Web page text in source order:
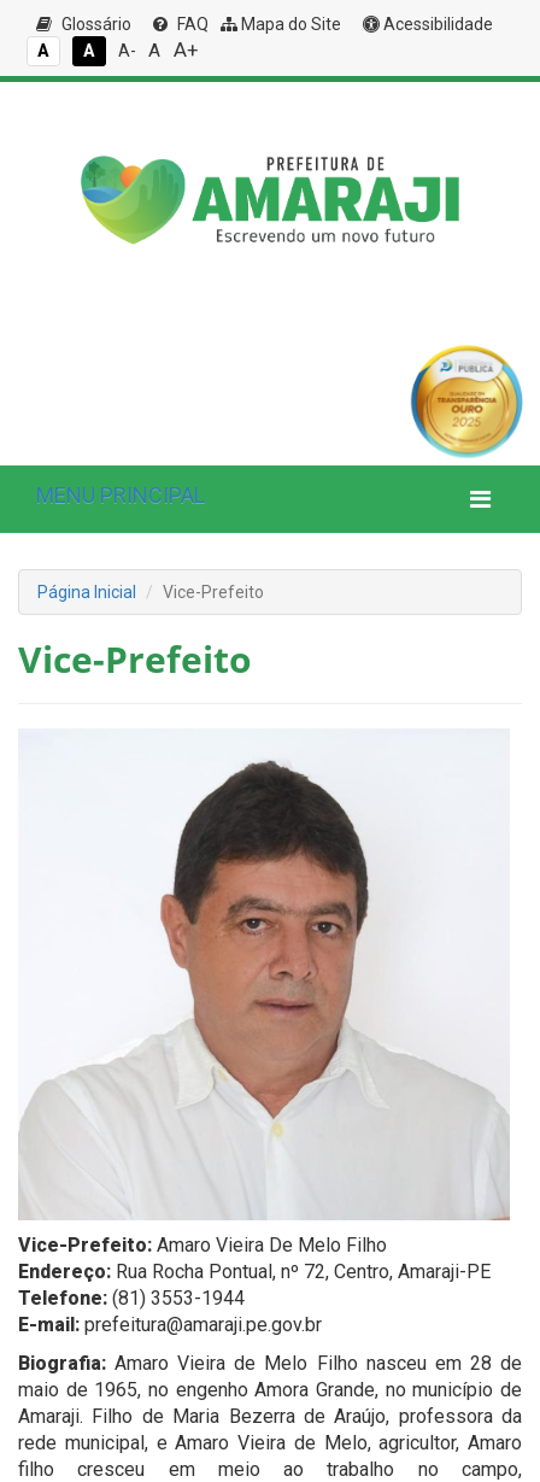
Glossário FAQ Mapa do Site
Acessibilidade
A
A A- A A+
MENU PRINCIPAL
Página Inicial Vice-Prefeito
Vice-Prefeito
Vice-Prefeito: Amaro Vieira De Melo Filho
Endereço: Rua Rocha Pontual, nº 72, Centro, Amaraji-PE
Telefone: (81) 3553-1944
E-mail: prefeitura@amaraji.pe.gov.br
Biografia: Amaro Vieira de Melo Filho nasceu em 28 de
maio de 1965, no engenho Amora Grande, no município de
Amaraji. Filho de Maria Bezerra de Araújo, professora da
rede municipal, e Amaro Vieira de Melo, agricultor, Amaro
filho cresceu em meio ao trabalho no campo,